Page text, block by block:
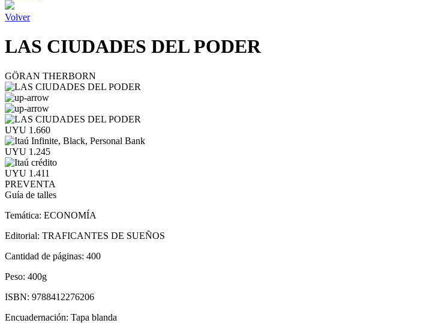
Volver
LAS CIUDADES DEL PODER
GÖRAN THERBORN
UYU 1.660
UYU 1.245
UYU 1.411
PREVENTA
Guía de talles
Temática: ECONOMÍA
Editorial: TRAFICANTES DE SUEÑOS
Cantidad de páginas: 400
Peso: 400g
ISBN: 9788412276206
Encuadernación: Tapa blanda